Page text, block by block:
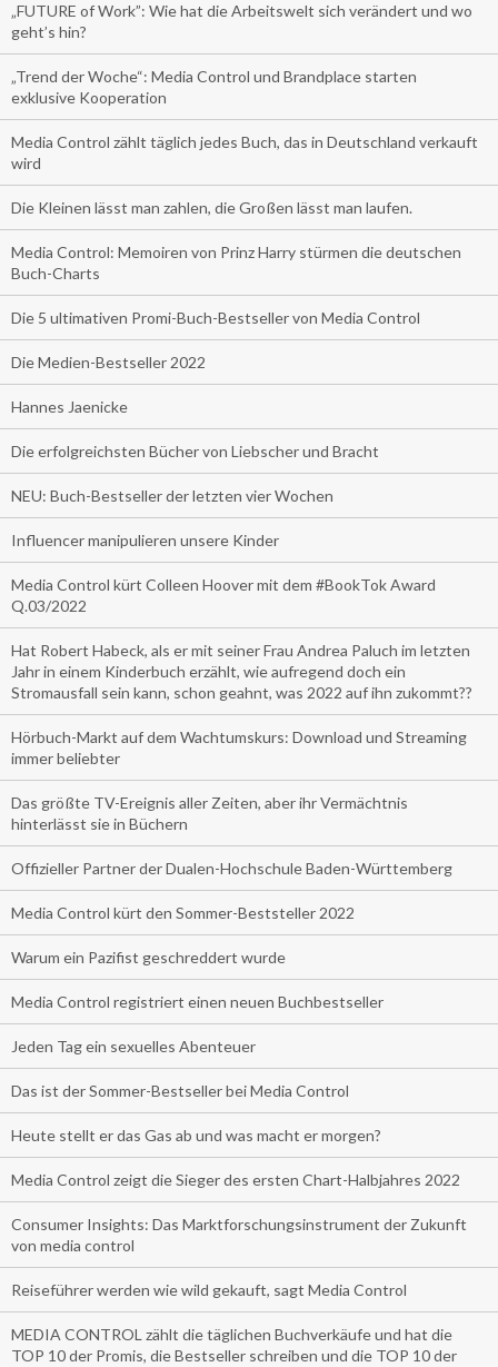
„FUTURE of Work”: Wie hat die Arbeitswelt sich verändert und wo
geht’s hin?
„Trend der Woche“: Media Control und Brandplace starten
exklusive Kooperation
Media Control zählt täglich jedes Buch, das in Deutschland verkauft
wird
Die Kleinen lässt man zahlen, die Großen lässt man laufen.
Media Control: Memoiren von Prinz Harry stürmen die deutschen
Buch-Charts
Die 5 ultimativen Promi-Buch-Bestseller von Media Control
Die Medien-Bestseller 2022
Hannes Jaenicke
Die erfolgreichsten Bücher von Liebscher und Bracht
NEU: Buch-Bestseller der letzten vier Wochen
Influencer manipulieren unsere Kinder
Media Control kürt Colleen Hoover mit dem #BookTok Award
Q.03/2022
Hat Robert Habeck, als er mit seiner Frau Andrea Paluch im letzten
Jahr in einem Kinderbuch erzählt, wie aufregend doch ein
Stromausfall sein kann, schon geahnt, was 2022 auf ihn zukommt??
Hörbuch-Markt auf dem Wachtumskurs: Download und Streaming
immer beliebter
Das größte TV-Ereignis aller Zeiten, aber ihr Vermächtnis
hinterlässt sie in Büchern
Offizieller Partner der Dualen-Hochschule Baden-Württemberg
Media Control kürt den Sommer-Beststeller 2022
Warum ein Pazifist geschreddert wurde
Media Control registriert einen neuen Buchbestseller
Jeden Tag ein sexuelles Abenteuer
Das ist der Sommer-Bestseller bei Media Control
Heute stellt er das Gas ab und was macht er morgen?
Media Control zeigt die Sieger des ersten Chart-Halbjahres 2022
Consumer Insights: Das Marktforschungsinstrument der Zukunft
von media control
Reiseführer werden wie wild gekauft, sagt Media Control
MEDIA CONTROL zählt die täglichen Buchverkäufe und hat die
TOP 10 der Promis, die Bestseller schreiben und die TOP 10 der